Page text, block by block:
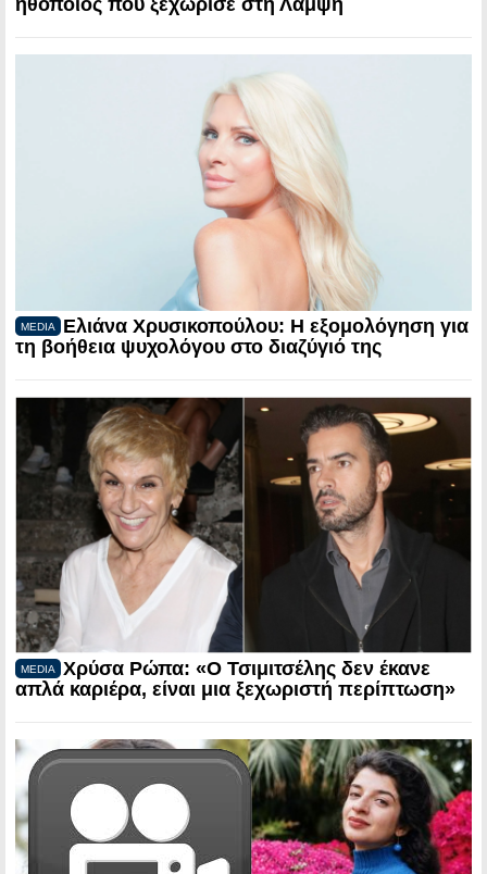
MEDIA
Ελιάνα Χρυσικοπούλου: Η εξομολόγηση για
τη βοήθεια ψυχολόγου στο διαζύγιό της
MEDIA
Χρύσα Ρώπα: «Ο Τσιμιτσέλης δεν έκανε
απλά καριέρα, είναι μια ξεχωριστή περίπτωση»